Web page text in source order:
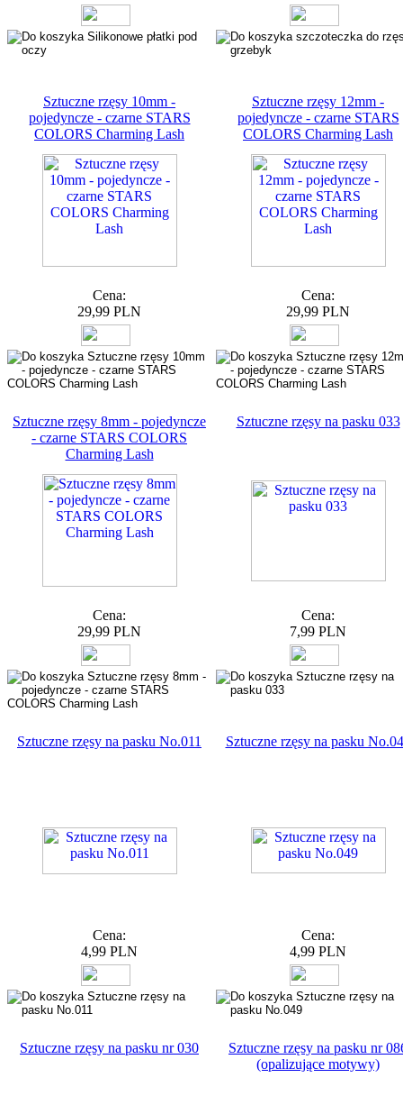
Sztuczne rzęsy 10mm -
pojedyncze - czarne STARS
COLORS Charming Lash
Cena:
29,99 PLN
Sztuczne rzęsy 12mm -
pojedyncze - czarne STARS
COLORS Charming Lash
Cena:
29,99 PLN
Sztuczne rzęsy 8mm - pojedyncze
- czarne STARS COLORS
Charming Lash
Cena:
29,99 PLN
Sztuczne rzęsy na pasku 033
Cena:
7,99 PLN
Sztuczne rzęsy na pasku No.011
Cena:
4,99 PLN
Sztuczne rzęsy na pasku
Cena:
4,99 PLN
Sztuczne rzęsy na pasku nr 030
Sztuczne rzęsy na pasku nr
(opalizujące motywy)